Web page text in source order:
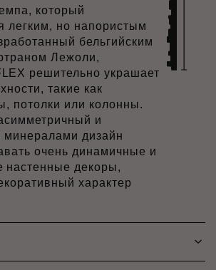
который
легким, но напористым
бельгийским
Лежоли,
решительно украшает
такие как
потолки или колонны.
и
минералами дизайн
очень динамичные и
настенные декоры,
характер